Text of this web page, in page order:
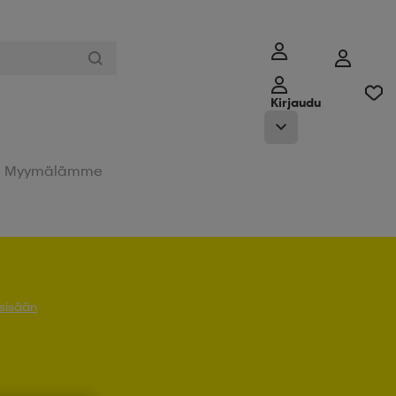
Kirjaudu
Myymälämme